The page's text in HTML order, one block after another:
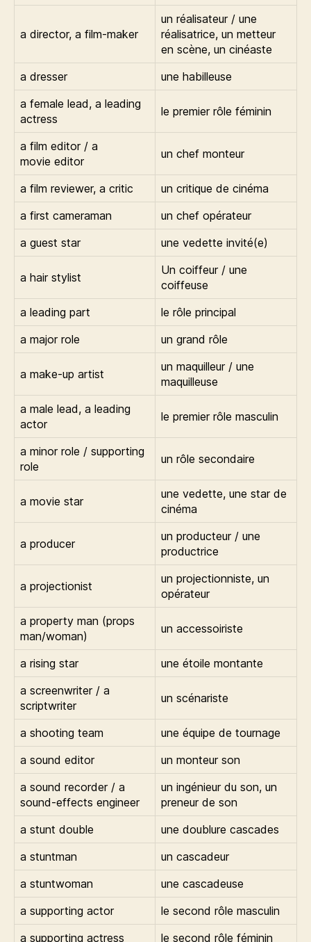
a director, a film-maker
un réalisateur / une
réalisatrice, un metteur
en scène, un cinéaste
a dresser
une habilleuse
a female lead, a leading
actress
le premier rôle féminin
a film editor / a
movie editor
un chef monteur
a film reviewer, a critic
un critique de cinéma
a first cameraman
un chef opérateur
a guest star
une vedette invité(e)
a hair stylist
Un coiffeur / une
coiffeuse
a leading part
le rôle principal
a major role
un grand rôle
a make-up artist
un maquilleur / une
maquilleuse
a male lead, a leading
actor
le premier rôle masculin
a minor role / supporting
role
un rôle secondaire
a movie star
une vedette, une star de
cinéma
a producer
un producteur / une
productrice
a projectionist
un projectionniste, un
opérateur
a property man (props
man/woman)
un accessoiriste
a rising star
une étoile montante
a screenwriter / a
scriptwriter
un scénariste
a shooting team
une équipe de tournage
a sound editor
un monteur son
a sound recorder / a
sound-effects engineer
un ingénieur du son, un
preneur de son
a stunt double
une doublure cascades
a stuntman
un cascadeur
a stuntwoman
une cascadeuse
a supporting actor
le second rôle masculin
a supporting actress
le second rôle féminin